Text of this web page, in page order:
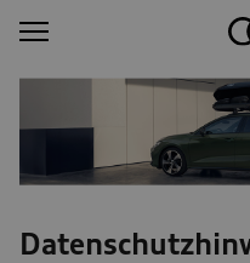
Image Teaser
Text/HTML